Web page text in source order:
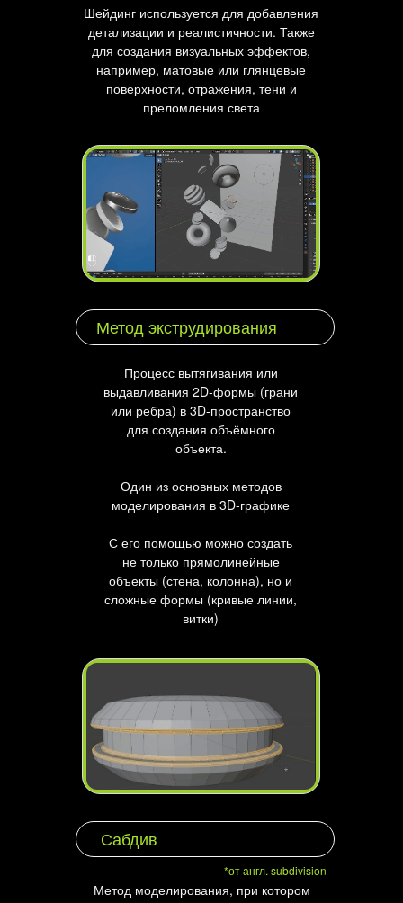
Шейдинг используется для добавления
детализации и реалистичности. Также
для создания визуальных эффектов,
например, матовые или глянцевые
поверхности, отражения, тени и
преломления света
Метод экструдирования
Процесс вытягивания или
выдавливания 2D-формы (грани
или ребра) в 3D-пространство
для создания объёмного
объекта.
Один из основных методов
моделирования в 3D-графике
С его помощью можно создать
не только прямолинейные
объекты (стена, колонна), но и
сложные формы (кривые линии,
витки)
Метод моделирования, при котором
Сабдив
*от англ. subdivision